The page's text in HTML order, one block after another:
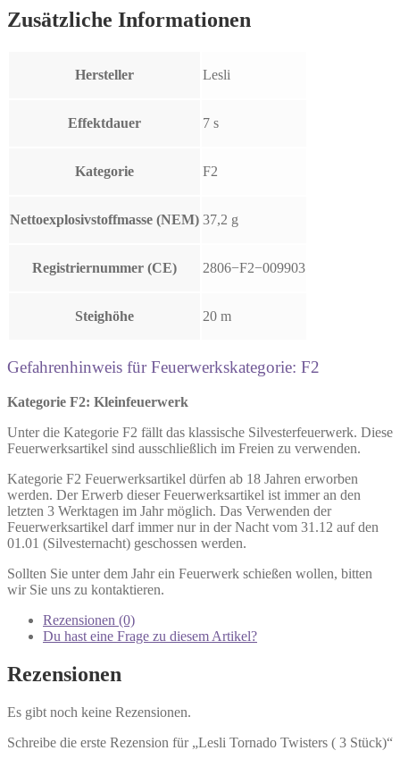
Zusätzliche Informationen
Hersteller Lesli
Effektdauer 7 s
Kategorie F2
Nettoexplosivstoffmasse (NEM) 37,2 g
Registriernummer (CE) 2806−F2−009903
Steighöhe 20 m
Gefahrenhinweis für Feuerwerkskategorie: F2
Kategorie F2: Kleinfeuerwerk
Unter die Kategorie F2 fällt das klassische Silvesterfeuerwerk. Diese
Feuerwerksartikel sind ausschließlich im Freien zu verwenden.
Kategorie F2 Feuerwerksartikel dürfen ab 18 Jahren erworben
werden. Der Erwerb dieser Feuerwerksartikel ist immer an den
letzten 3 Werktagen im Jahr möglich. Das Verwenden der
Feuerwerksartikel darf immer nur in der Nacht vom 31.12 auf den
01.01 (Silvesternacht) geschossen werden.
Sollten Sie unter dem Jahr ein Feuerwerk schießen wollen, bitten
wir Sie uns zu kontaktieren.
Rezensionen (0)
Du hast eine Frage zu diesem Artikel?
Rezensionen
Es gibt noch keine Rezensionen.
Schreibe die erste Rezension für „Lesli Tornado Twisters ( 3 Stück)“